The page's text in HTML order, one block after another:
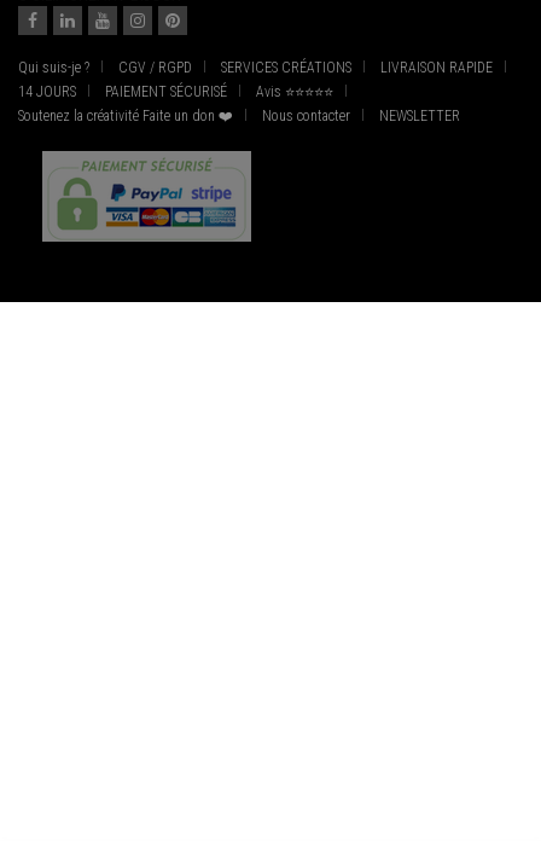
Qui suis-je ? CGV / RGPD SERVICES CRÉATIONS
LIVRAISON RAPIDE
14 JOURS
PAIEMENT SÉCURISÉ
Avis ⭐⭐⭐⭐⭐
Soutenez la créativité Faite un don ❤️
Nous contacter NEWSLETTER